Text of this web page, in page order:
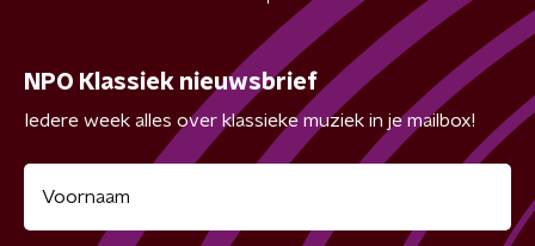
NPO Klassiek nieuwsbrief
Iedere week alles over klassieke muziek in je mailbox!